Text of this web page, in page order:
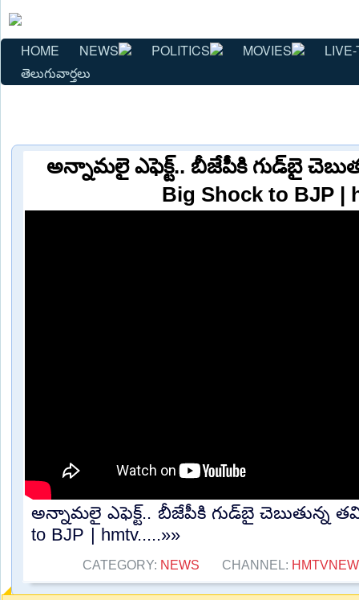
HOME NEWS POLITICS MOVIES
తెలుగువార్తలు
అన్నామలై ఎఫెక్ట్‌.. బీజేపీకి గుడ్‌బై
Big Shock to BJP |
అన్నామలై ఎఫెక్ట్‌.. బీజేపీకి గుడ్‌బై చెబుతున్న
to BJP | hmtv.....»»
CATEGORY: NEWS CHANNEL: